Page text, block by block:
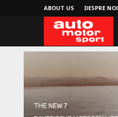
ABOUT US DESPRE NOI